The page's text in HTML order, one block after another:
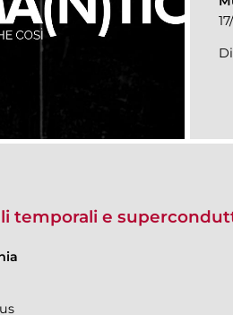
temporali e